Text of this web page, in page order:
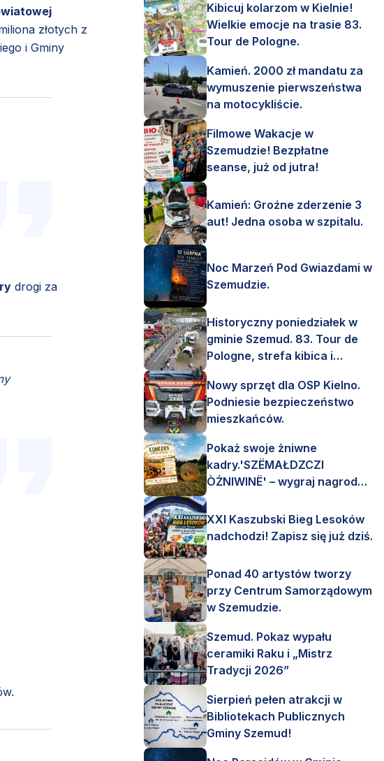
złotych z
i Gminy
drogi za
Kibicuj kolarzom w Kielnie!
Wielkie emocje na trasie 83.
Tour de Pologne.
Kamień. 2000 zł mandatu za
wymuszenie pierwszeństwa
na motocykliście.
Filmowe Wakacje w
Szemudzie! Bezpłatne
seanse, już od jutra!
Kamień: Groźne zderzenie 3
aut! Jedna osoba w szpitalu.
Noc Marzeń Pod Gwiazdami w
Szemudzie.
Historyczny poniedziałek w
gminie Szemud. 83. Tour de
Pologne, strefa kibica i
Nowy sprzęt dla OSP Kielno.
Podniesie bezpieczeństwo
mieszkańców.
Pokaż swoje żniwne
kadry.'SZËMAŁDZCZI
ÒŻNIWINË' – wygraj nagrody
XXI Kaszubski Bieg Lesoków
nadchodzi! Zapisz się już dziś.
Ponad 40 artystów tworzy
przy Centrum Samorządowym
w Szemudzie.
Szemud. Pokaz wypału
ceramiki Raku i „Mistrz
Tradycji 2026”
Sierpień pełen atrakcji w
Bibliotekach Publicznych
Gminy Szemud!